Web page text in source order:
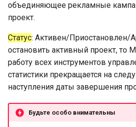
объединяющее рекламные
проект.
Статус: Активен/Приостановлен/
остановить активный проект, то
работу всех инструментов
статистики прекращается на
наступления даты завершения
Будьте особо внимательны